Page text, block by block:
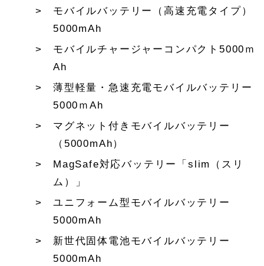
モバイルバッテリー（高速充電タイプ）
5000mAh
モバイルチャージャーコンパクト5000ｍ
Ah
薄型軽量・急速充電モバイルバッテリー
5000ｍAh
マグネット付きモバイルバッテリー
（5000mAh）
MagSafe対応バッテリー「slim（スリ
ム）」
ユニフォーム型モバイルバッテリー
5000mAh
新世代固体電池モバイルバッテリー
5000mAh